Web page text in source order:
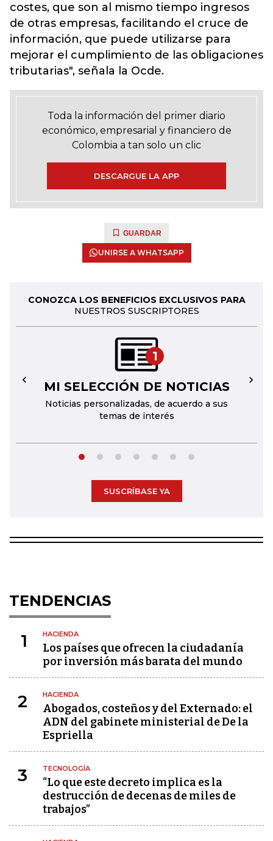
costes, que son al mismo tiempo ingresos
de otras empresas, facilitando el cruce de
información, que puede utilizarse para
mejorar el cumplimiento de las obligaciones
tributarias", señala la Ocde.
Toda la información del primer diario
económico, empresarial y financiero de
Colombia a tan solo un clic
DESCARGUE LA APP
GUARDAR
UNIRSE A WHATSAPP
CONOZCA LOS BENEFICIOS EXCLUSIVOS PARA
NUESTROS SUSCRIPTORES
1
MI SELECCIÓN DE NOTICIAS
Noticias personalizadas, de acuerdo a sus
temas de interés
← →
SUSCRÍBASE YA
TENDENCIAS
1 HACIENDA
Los países que ofrecen la ciudadanía
por inversión más barata del mundo
2 HACIENDA
Abogados, costeños y del Externado: el
ADN del gabinete ministerial de De la
Espriella
3 TECNOLOGÍA
“Lo que este decreto implica es la
destrucción de decenas de miles de
trabajos”